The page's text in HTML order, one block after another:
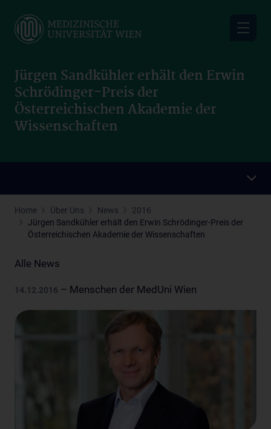
main
Jürgen Sandkühler erhält den Erwin
Schrödinger-Preis der
Österreichischen Akademie der
Wissenschaften
Home Über Uns News
2016
Jürgen Sandkühler erhält den Erwin Schrödinger-Preis der
Österreichischen Akademie der Wissenschaften
Alle News
14.12.2016 – Menschen der MedUni Wien